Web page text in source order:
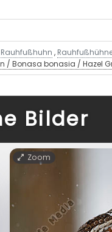
Rauhfußhuhn ,
/ Bonasa bonasia / Hazel
Bilder
Zoom